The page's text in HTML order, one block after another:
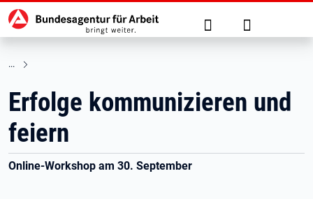
zu den Hauptinhalten springen
Hauptnavigation Suche Anmelden
Erfolge kommunizieren und
feiern
Online-Workshop am 30. September